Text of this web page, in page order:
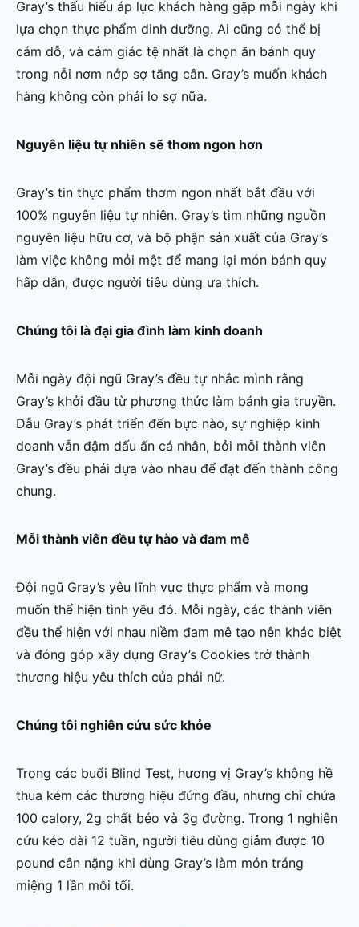
Gray’s thấu hiểu áp lực khách hàng gặp mỗi ngày khi
lựa chọn thực phẩm dinh dưỡng. Ai cũng có thể bị
cám dỗ, và cảm giác tệ nhất là chọn ăn bánh quy
trong nỗi nơm nớp sợ tăng cân. Gray’s muốn khách
hàng không còn phải lo sợ nữa.
Nguyên liệu tự nhiên sẽ thơm ngon hơn
Gray’s tin thực phẩm thơm ngon nhất bắt đầu với
100% nguyên liệu tự nhiên. Gray’s tìm những nguồn
nguyên liệu hữu cơ, và bộ phận sản xuất của Gray’s
làm việc không mỏi mệt để mang lại món bánh quy
hấp dẫn, được người tiêu dùng ưa thích.
Chúng tôi là đại gia đình làm kinh doanh
Mỗi ngày đội ngũ Gray’s đều tự nhắc mình rằng
Gray’s khởi đầu từ phương thức làm bánh gia truyền.
Dẫu Gray’s phát triển đến bực nào, sự nghiệp kinh
doanh vẫn đậm dấu ấn cá nhân, bởi mỗi thành viên
Gray’s đều phải dựa vào nhau để đạt đến thành công
chung.
Mỗi thành viên đều tự hào và đam mê
Đội ngũ Gray’s yêu lĩnh vực thực phẩm và mong
muốn thể hiện tình yêu đó. Mỗi ngày, các thành viên
đều thể hiện với nhau niềm đam mê tạo nên khác biệt
và đóng góp xây dựng Gray’s Cookies trở thành
thương hiệu yêu thích của phái nữ.
Chúng tôi nghiên cứu sức khỏe
Trong các buổi Blind Test, hương vị Gray’s không hề
thua kém các thương hiệu đứng đầu, nhưng chỉ chứa
100 calory, 2g chất béo và 3g đường. Trong 1 nghiên
cứu kéo dài 12 tuần, người tiêu dùng giảm được 10
pound cân nặng khi dùng Gray’s làm món tráng
miệng 1 lần mỗi tối.